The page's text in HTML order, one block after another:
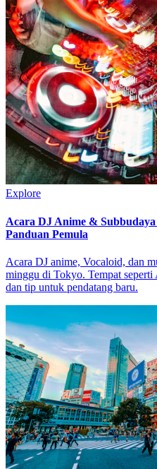
Explore
Acara DJ Anime &
Panduan Pemula
Acara DJ anime, Vocaloid, dan
minggu di Tokyo. Tempat
dan tip untuk pendatang baru.